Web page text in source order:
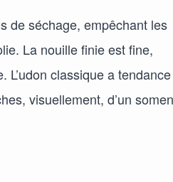
de séchage, empêchant les
La nouille finie est fine,
L’udon classique a
visuellement, d’un somen